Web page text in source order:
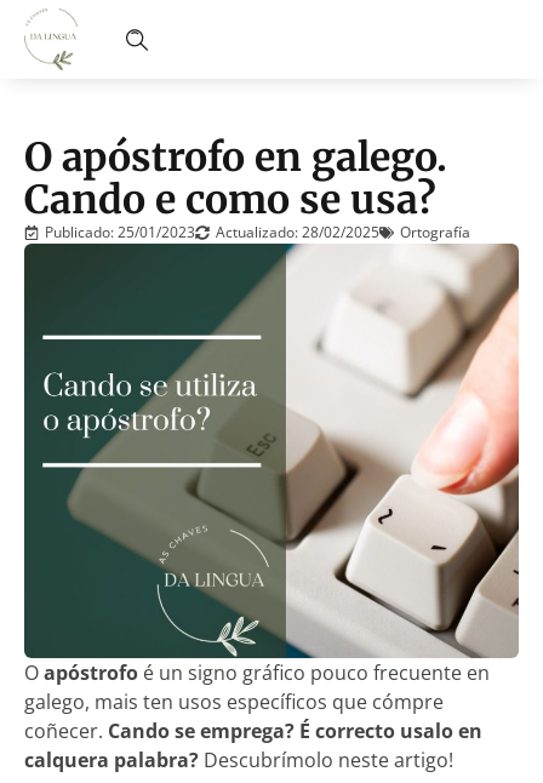
O apóstrofo en galego.
Cando e como se usa?
Publicado:25/01/2023 Actualizado: 28/02/2025 Ortografía
Oapóstrofo é un signo gráfico pouco frecuente en
galego, mais ten usos específicos que cómpre
coñecer. Cando se emprega? É correcto usalo en
calquera palabra? Descubrímolo neste artigo!